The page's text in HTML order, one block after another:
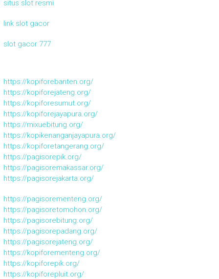
situs slot resmi
link slot gacor
slot gacor 777
https://kopiforebanten.org/
https://kopiforejateng.org/
https://kopiforesumut.org/
https://kopiforejayapura.org/
https://mixuebitung.org/
https://kopikenanganjayapura.org/
https://kopiforetangerang.org/
https://pagisorepik.org/
https://pagisoremakassar.org/
https://pagisorejakarta.org/
https://pagisorementeng.org/
https://pagisoretomohon.org/
https://pagisorebitung.org/
https://pagisorepadang.org/
https://pagisorejateng.org/
https://kopiforementeng.org/
https://kopiforepik.org/
https://kopiforepluit.org/